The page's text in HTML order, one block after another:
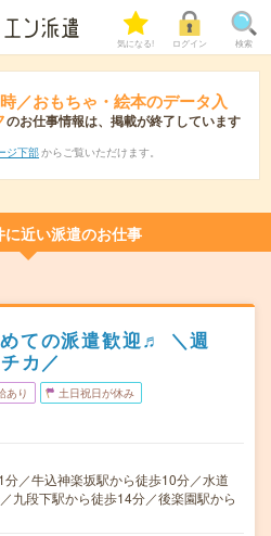
気になる! ログイン 検索
／おもちゃ・絵本のデータ入
のお仕事情報は、掲載が終了しています
ジ下部 からご覧いただけます。
に近い派遣のお仕事
めての派遣歓迎♬ ＼週
カ／
あり 土日祝日が休み
／牛込神楽坂駅から徒歩10分／水道
九段下駅から徒歩14分／後楽園駅から